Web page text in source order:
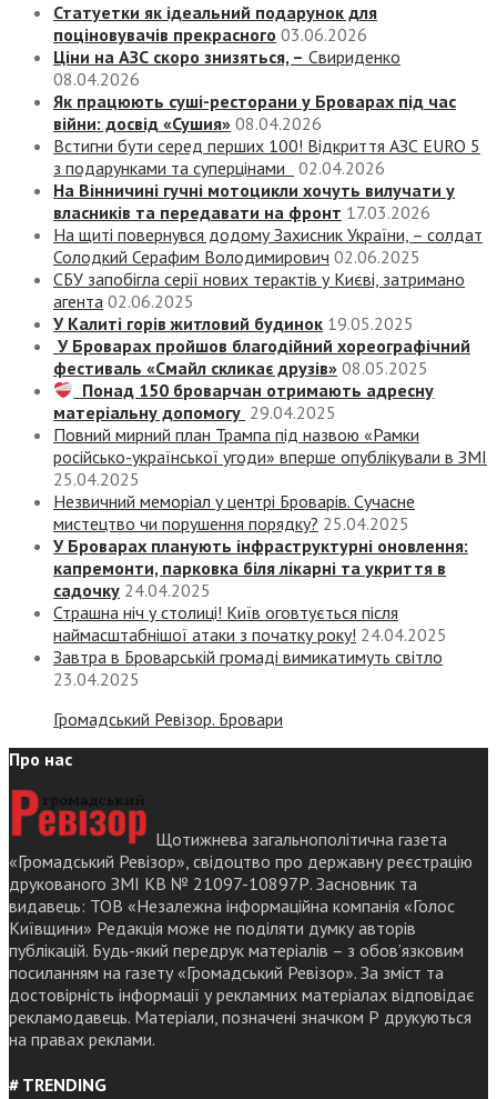
Статуетки як ідеальний подарунок для
поціновувачів прекрасного 03.06.2026
Ціни на АЗС скоро знизяться, – Свириденко
08.04.2026
Як працюють суші-ресторани у Броварах під час
війни: досвід «Сушия» 08.04.2026
Встигни бути серед перших 100! Відкриття АЗС EURO 5
з подарунками та суперцінами
02.04.2026
На Вінничині гучні мотоцикли хочуть вилучати у
власників та передавати на фронт 17.03.2026
На щиті повернувся додому Захисник України, – солдат
Солодкий Серафим Володимирович 02.06.2025
СБУ запобігла серії нових терактів у Києві, затримано
агента 02.06.2025
У Калиті горів житловий будинок 19.05.2025
У Броварах пройшов благодійний хореографічний
фестиваль «Смайл скликає друзів» 08.05.2025
Понад 150 броварчан отримають адресну
матеріальну допомогу 29.04.2025
Повний мирний план Трампа під назвою «‎Рамки
російсько-української угоди» вперше опублікували в ЗМІ
25.04.2025
Незвичний меморіал у центрі Броварів. Сучасне
мистецтво чи порушення порядку? 25.04.2025
У Броварах планують інфраструктурні оновлення:
капремонти, парковка біля лікарні та укриття в
садочку 24.04.2025
Страшна ніч у столиці! Київ оговтується після
наймасштабнішої атаки з початку року! 24.04.2025
Завтра в Броварській громаді вимикатимуть світло
23.04.2025
Громадський Ревізор. Бровари
Про нас
Щотижнева загальнополітична газета
«Громадський Ревізор», свідоцтво про державну реєстрацію
друкованого ЗМІ КВ № 21097-10897Р. Засновник та
видавець: ТОВ «Незалежна інформаційна компанія «Голос
Київщини» Редакція може не поділяти думку авторів
публікацій. Будь-який передрук матеріалів – з обов’язковим
посиланням на газету «Громадський Ревізор». За зміст та
достовірність інформації у рекламних матеріалах відповідає
рекламодавець. Матеріали, позначені значком Р друкуються
на правах реклами.
# TRENDING